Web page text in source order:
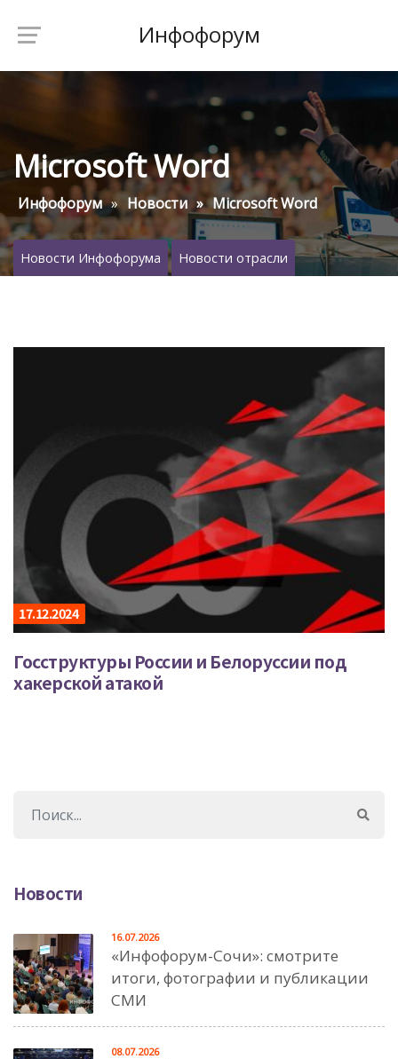
Инфофорум
Microsoft Word
Инфофорум Новости Microsoft Word
Новости Инфофорума Новости отрасли
17.12.2024
Госструктуры России и Белоруссии под
хакерской атакой
Новости
«Инфофорум-Сочи»: смотрите
итоги, фотографии и публикации
СМИ
16.07.2026
08.07.2026